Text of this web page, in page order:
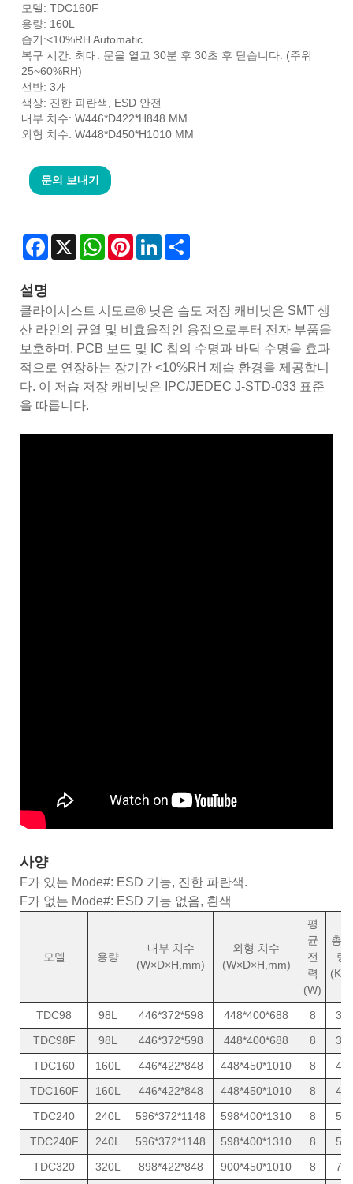
모델: TDC160F
용량: 160L
습기:<10%RH Automatic
복구 시간: 최대. 문을 열고 30분 후 30초 후 닫습니다. (주위
25~60%RH)
선반: 3개
색상: 진한 파란색, ESD 안전
내부 치수: W446*D422*H848 MM
외형 치수: W448*D450*H1010 MM
문의 보내기
Facebook
X WhatsAppPinterestLinkedIn
설명
클라이시스트 시모르® 낮은 습도 저장 캐비닛은 SMT 생
산 라인의 균열 및 비효율적인 용접으로부터 전자 부품을
보호하며, PCB 보드 및 IC 칩의 수명과 바닥 수명을 효과
적으로 연장하는 장기간 <10%RH 제습 환경을 제공합니
다. 이 저습 저장 캐비닛은 IPC/JEDEC J-STD-033 표준
을 따릅니다.
사양
F가 있는 Mode#: ESD 기능, 진한 파란색.
F가 없는 Mode#: ESD 기능 없음, 흰색
모델 용량
내부 치수
(W×D×H,mm)
외형 치수
(W×D×H,mm)
평
균
전
력
(W)
총중
량
(KG)
TDC98 98L 446*372*598 448*400*688 8
31
TDC98F
98L 446*372*598 448*400*688 8
31
TDC160
160L 446*422*848 448*450*1010 8
43
TDC160F
160L 446*422*848 448*450*1010 8
43
TDC240
240L 596*372*1148 598*400*1310 8
57
TDC240F
240L 596*372*1148 598*400*1310 8
57
TDC320
320L 898*422*848 900*450*1010 8
70